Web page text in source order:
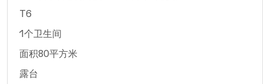
T6
1个卫生间
面积80平方米
露台